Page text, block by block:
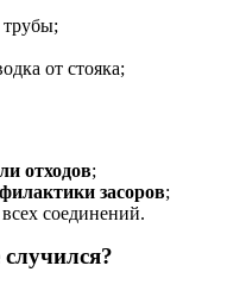
от стояка;
отходов;
засоров;
соединений.